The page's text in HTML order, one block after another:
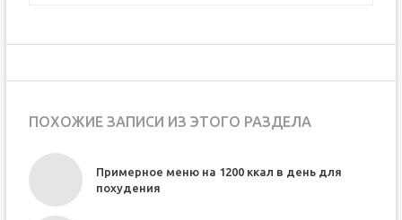
ПОХОЖИЕ ЗАПИСИ ИЗ ЭТОГО РАЗДЕЛА
Примерное меню на 1200 ккал в день для
похудения